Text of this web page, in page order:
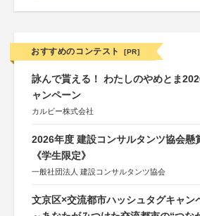
おすすめのコンテスト [PR]
詠んで貰える！ わたしのやめとま
ャンペーン
カルビー株式会社
2026年度 建設コンサルタンツ協会懸
《学生限定》
一般社団法人 建設コンサルタンツ協会
文京区×交流都市ハッシュタグキャン